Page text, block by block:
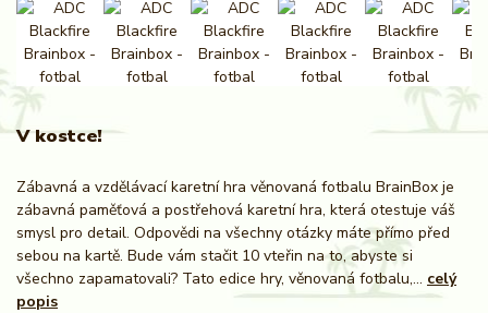
V kostce!
Zábavná a vzdělávací karetní hra věnovaná fotbalu BrainBox je
zábavná paměťová a postřehová karetní hra, která otestuje váš
smysl pro detail. Odpovědi na všechny otázky máte přímo před
sebou na kartě. Bude vám stačit 10 vteřin na to, abyste si
všechno zapamatovali? Tato edice hry, věnovaná fotbalu,... celý
popis